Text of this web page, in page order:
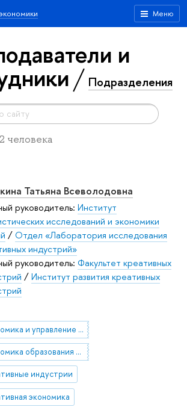
Меню
и
Подразделения
человека
Татьяна Всеволодовна
руководитель: Институт
исследований и экономики
/Отдел «Лаборатория исследования
индустрий»
руководитель: Факультет креативных
/Институт развития креативных
экономика и управление социальной сферой
экономика образования и культуры, творческие индустрии, частно-государственное партнерство
индустрии
экономика